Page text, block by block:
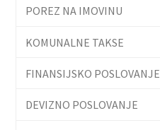
POREZ NA IMOVINU
KOMUNALNE TAKSE
FINANSIJSKO POSLOVANJE
DEVIZNO POSLOVANJE